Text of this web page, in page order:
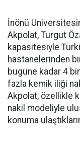
İnönü
Akpolat, Turgut
kapasitesiyle
hastanelerinden
bugüne kadar 4
fazla kemik iliği
Akpolat, özellikle
nakil modeliyle
konuma